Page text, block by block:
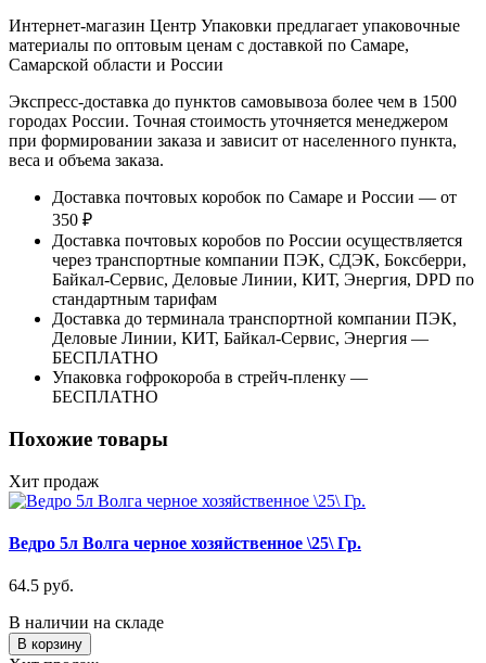
Интернет-магазин Центр Упаковки предлагает упаковочные
материалы по оптовым ценам с доставкой по Самаре,
Самарской области и России
Экспресс-доставка до пунктов самовывоза более чем в 1500
городах России. Точная стоимость уточняется менеджером
при формировании заказа и зависит от населенного пункта,
веса и объема заказа.
Доставка почтовых коробок по Самаре и России — от
350 ₽
Доставка почтовых коробов по России осуществляется
через транспортные компании ПЭК, СДЭК, Боксберри,
Байкал-Сервис, Деловые Линии, КИТ, Энергия, DPD по
стандартным тарифам
Доставка до терминала транспортной компании ПЭК,
Деловые Линии, КИТ, Байкал-Сервис, Энергия —
БЕСПЛАТНО
Упаковка гофрокороба в стрейч-пленку —
БЕСПЛАТНО
Похожие товары
Хит продаж
Ведро 5л Волга черное хозяйственное \25\ Гр.
64.5 руб.
В наличии на складе
В корзину